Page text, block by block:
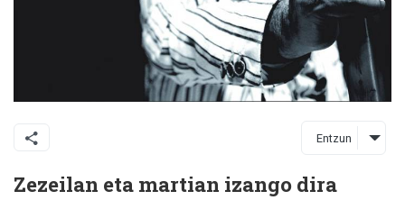
Entzun
Zezeilan eta martian izango dira